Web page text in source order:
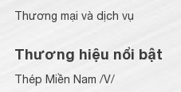
Thương mại và dịch vụ
Thương hiệu nổi bật
Thép Miền Nam /V/